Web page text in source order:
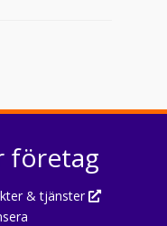
företag
& tjänster